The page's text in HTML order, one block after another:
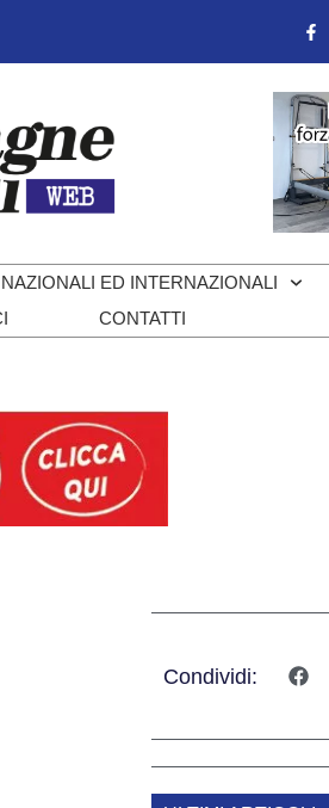
NAZIONALI ED INTERNAZIONALI
CONTATTI
Condividi: